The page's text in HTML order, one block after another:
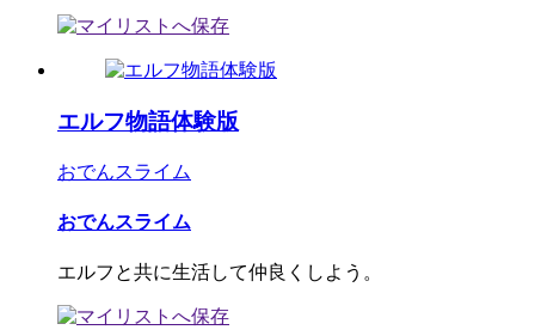
エルフ物語体験版
おでんスライム
おでんスライム
エルフと共に生活して仲良くしよう。